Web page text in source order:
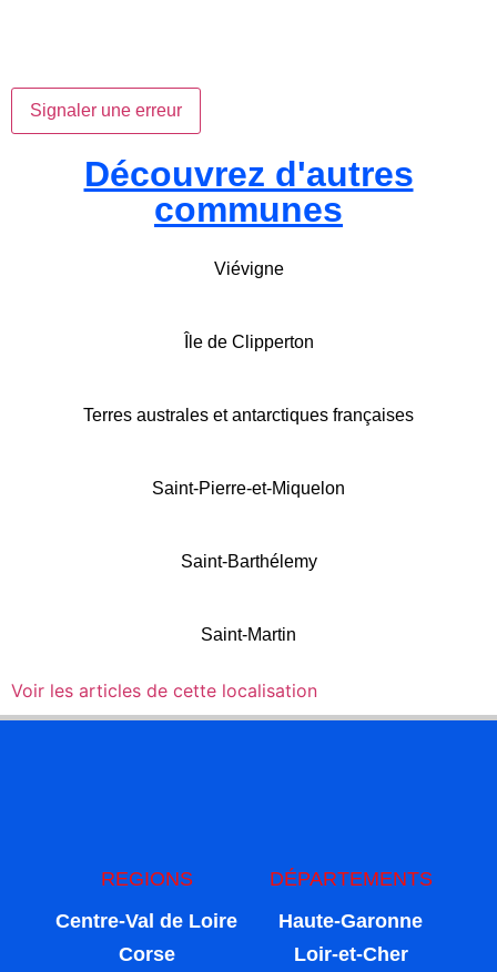
Signaler une erreur
Découvrez d'autres
communes
Viévigne
Île de Clipperton
Terres australes et antarctiques françaises
Saint-Pierre-et-Miquelon
Saint-Barthélemy
Saint-Martin
Voir les articles de cette localisation
REGIONS
Centre-Val de Loire
Corse
DÉPARTEMENTS
Haute-Garonne
Loir-et-Cher